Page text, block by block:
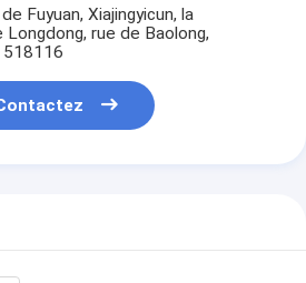
Fuyuan, Xiajingyicun, la
rue de Baolong,
518116